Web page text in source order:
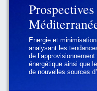
Prospectives
Energie et
analysant les
de
énergétique ainsi que
de nouvelles sources
Prospectives
Géopolitique et
défis politiques
auxquels les pays
doivent faire face